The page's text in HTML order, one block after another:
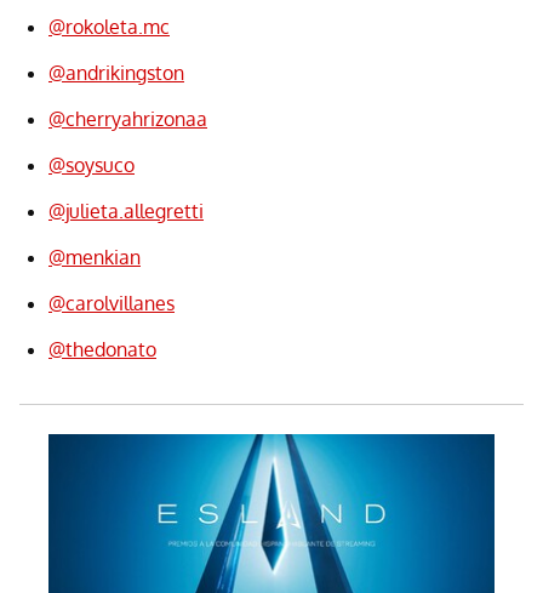
@rokoleta.mc
@andrikingston
@cherryahrizonaa
@soysuco
@julieta.allegretti
@menkian
@carolvillanes
@thedonato